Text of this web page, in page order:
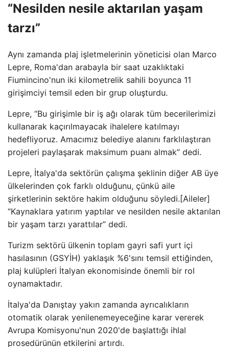
“Nesilden nesile aktarılan yaşam
tarzı”
Aynı zamanda plaj işletmelerinin yöneticisi olan Marco
Lepre, Roma'dan arabayla bir saat uzaklıktaki
Fiumincino'nun iki kilometrelik sahili boyunca 11
girişimciyi temsil eden bir grup oluşturdu.
Lepre, “Bu girişimle bir iş ağı olarak tüm becerilerimizi
kullanarak kaçırılmayacak ihalelere katılmayı
hedefliyoruz. Amacımız belediye alanını farklılaştıran
projeleri paylaşarak maksimum puanı almak” dedi.
Lepre, İtalya'da sektörün çalışma şeklinin diğer AB üye
ülkelerinden çok farklı olduğunu, çünkü aile
şirketlerinin sektöre hakim olduğunu söyledi.[Aileler]
“Kaynaklara yatırım yaptılar ve nesilden nesile aktarılan
bir yaşam tarzı yarattılar” dedi.
Turizm sektörü ülkenin toplam gayri safi yurt içi
hasılasının (GSYİH) yaklaşık %6'sını temsil ettiğinden,
plaj kulüpleri İtalyan ekonomisinde önemli bir rol
oynamaktadır.
İtalya'da Danıştay yakın zamanda ayrıcalıkların
otomatik olarak yenilenemeyeceğine karar vererek
Avrupa Komisyonu'nun 2020'de başlattığı ihlal
prosedürünün etkilerini artırdı.